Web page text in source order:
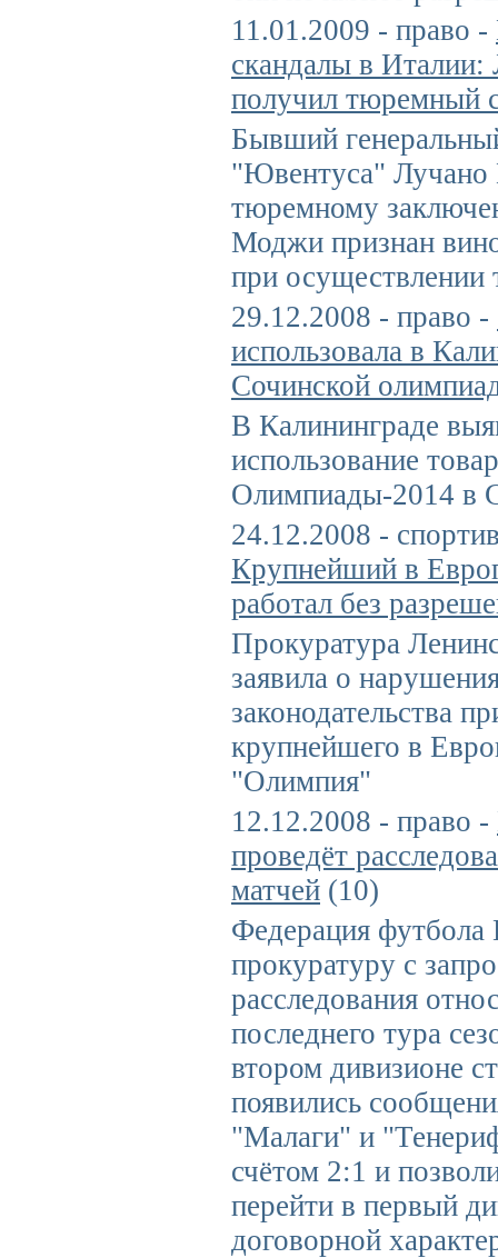
11.01.2009 - право -
скандалы в
получил тюремный
Бывший
"Ювентуса" Лучано
тюремному
Моджи признан
при осуществлении
29.12.2008 - право -
использовала в
Сочинской
В Калининграде
использование
Олимпиады-2014 в
24.12.2008 -
Крупнейший в
работал без
Прокуратура
заявила о
законодательства
крупнейшего в
"Олимпия"
12.12.2008 - право -
проведёт
матчей (10)
Федерация футбола
прокуратуру с
расследования
последнего тура
втором дивизионе
появились
"Малаги" и
счётом 2:1 и
перейти в первый
договорной